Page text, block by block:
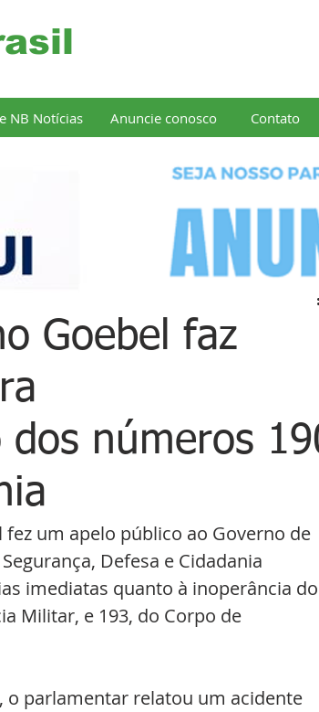
NB Notícias Anuncie conosco Contato
Goebel faz
números
um apelo público ao Governo de
Defesa e Cidadania
imediatas quanto à inoperância
Militar, e 193, do Corpo de
o parlamentar relatou um acidente